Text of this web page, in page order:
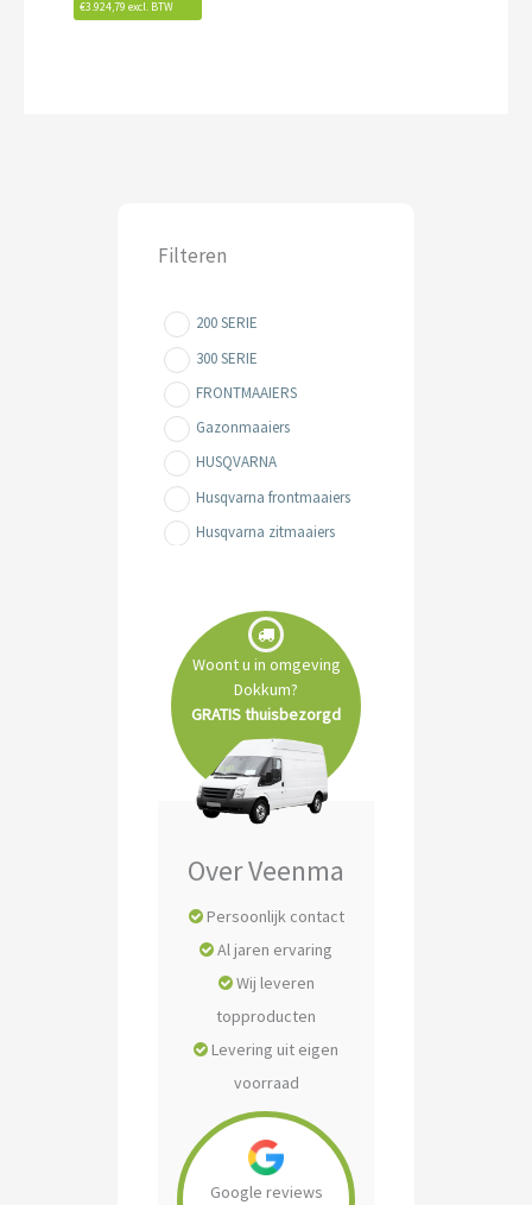
€3.924,79 excl. BTW
Filteren
200 SERIE
300 SERIE
FRONTMAAIERS
Gazonmaaiers
HUSQVARNA
Husqvarna frontmaaiers
Husqvarna zitmaaiers
Zitmaaiers
Woont u in omgeving
Dokkum?
GRATIS thuisbezorgd
Over Veenma
Persoonlijk contact
Al jaren ervaring
Wij leveren
topproducten
Levering uit eigen
voorraad
Google reviews